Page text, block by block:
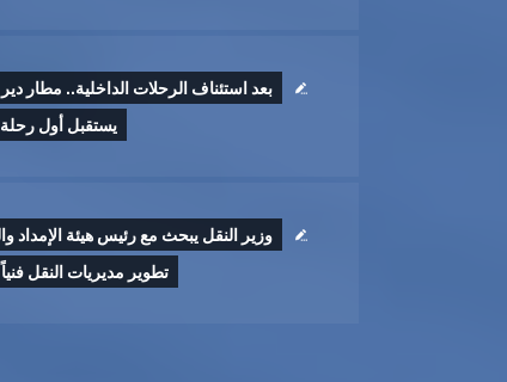
بعد استئناف الرحلات الداخلية.. مطار دير
يستقبل أول رحلة
وزير النقل يبحث مع رئيس هيئة الإمداد
تطوير ‏مديريات النقل فنياً